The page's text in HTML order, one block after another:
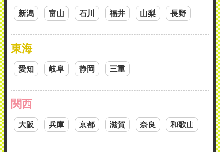
新潟 富山 石川 福井 山梨 長野
東海
愛知 岐阜 静岡 三重
関西
大阪 兵庫 京都 滋賀 奈良 和歌山